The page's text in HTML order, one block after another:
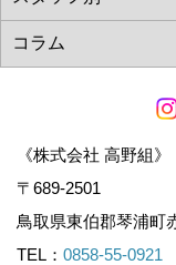
《株式会社 高野組》
〒689-2501
鳥取県東伯郡琴浦町
TEL： 0858-55-0921